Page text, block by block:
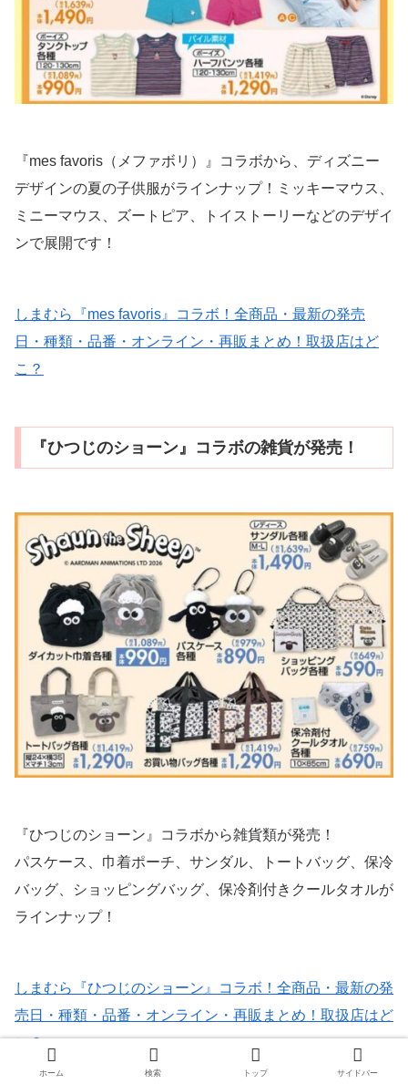
『mes favoris（メファボリ）』コラボから、ディズニー
デザインの夏の子供服がラインナップ！ミッキーマウス、
ミニーマウス、ズートピア、トイストーリーなどのデザイ
ンで展開です！
しまむら『mes favoris』コラボ！全商品・最新の発売
日・種類・品番・オンライン・再販まとめ！取扱店はど
こ？
『ひつじのショーン』コラボの雑貨が発売！
『ひつじのショーン』コラボから雑貨類が発売！
パスケース、巾着ポーチ、サンダル、トートバッグ、保冷
バッグ、ショッピングバッグ、保冷剤付きクールタオルが
ラインナップ！
しまむら『ひつじのショーン』コラボ！全商品・最新の発
売日・種類・品番・オンライン・再販まとめ！取扱店はど
こ？
ホーム 検索 トップ サイドバー